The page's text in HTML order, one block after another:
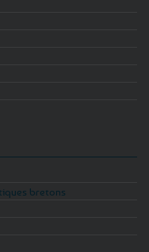
bretons